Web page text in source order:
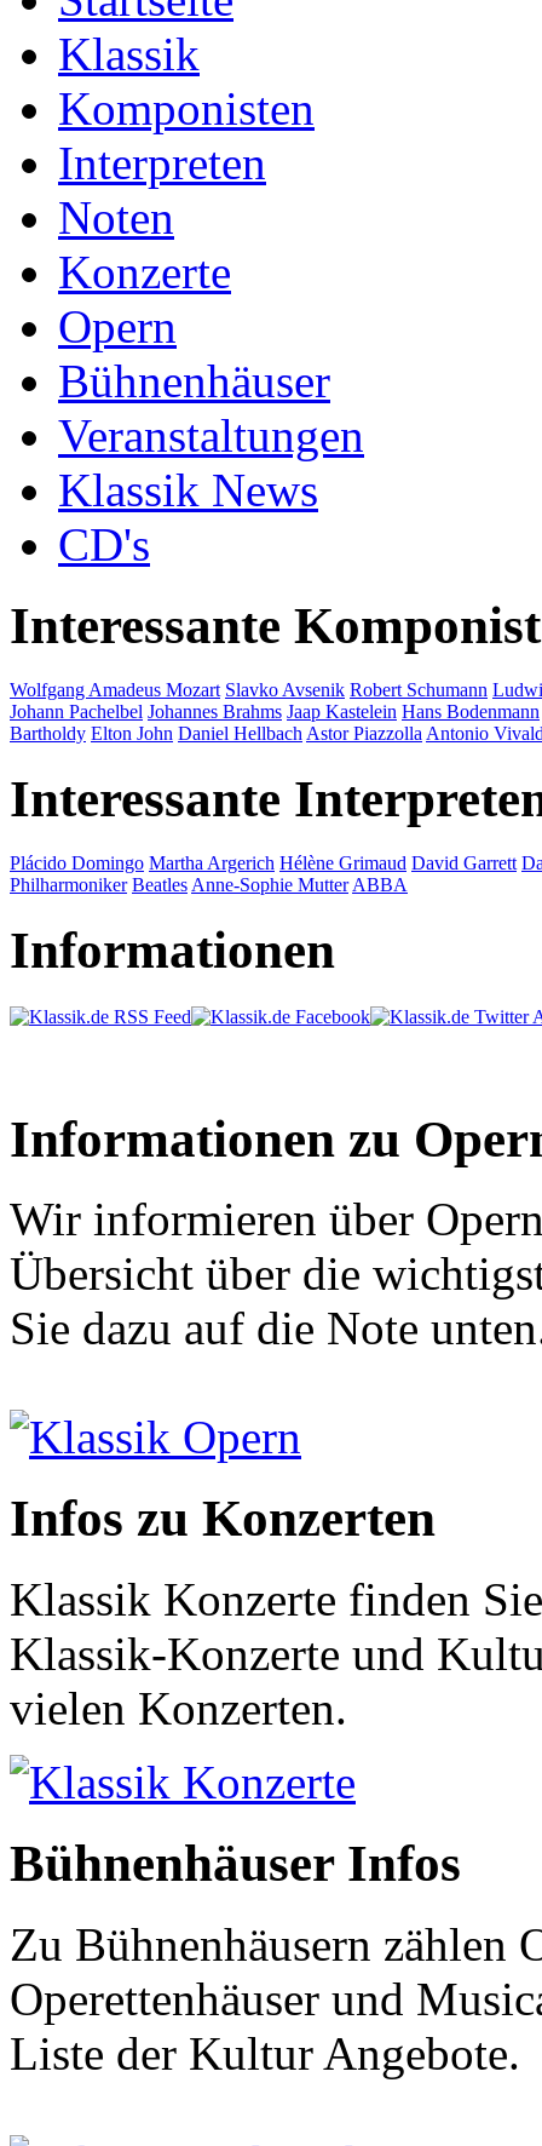
Klassik
Komponisten
Interpreten
Noten
Konzerte
Opern
Bühnenhäuser
Veranstaltungen
Klassik News
CD's
Interessante
Wolfgang Amadeus Mozart Slavko Avsenik Robert Schumann
Johann Pachelbel Johannes Brahms Jaap Kastelein Hans Bodenmann
Bartholdy Elton John Daniel Hellbach Astor Piazzolla Antonio
Interessante
Plácido Domingo Martha Argerich Hélène Grimaud David Garrett
Philharmoniker Beatles Anne-Sophie Mutter ABBA
Informationen
Informationen zu
Wir informieren über
Übersicht über die
Sie dazu auf die Note
Klassik Opern
Infos zu Konzerten
Klassik Konzerte finden
Klassik-Konzerte und
vielen Konzerten.
Klassik Konzerte
Bühnenhäuser Infos
Zu Bühnenhäusern zählen
Operettenhäuser und
Liste der Kultur Angebote.